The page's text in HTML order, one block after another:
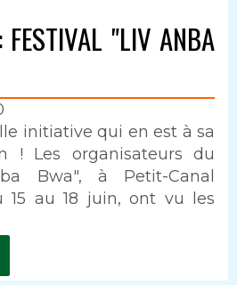
FESTIVAL "LIV ANBA
initiative qui en est à sa
! Les organisateurs du
Bwa", à Petit-Canal
15 au 18 juin, ont vu les